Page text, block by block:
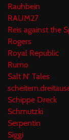
Rauhbein
RAUM27
Reis against the
Rogers
Royal Republic
Rumo
Salt N' Tales
Schippe Dreck
Schmutzki
Serpentin
Siggi